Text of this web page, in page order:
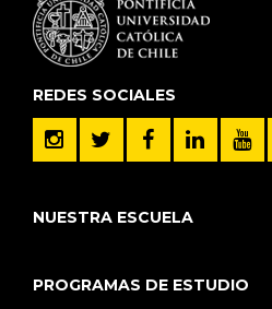
REDES SOCIALES
NUESTRA ESCUELA
PROGRAMAS DE ESTUDIO